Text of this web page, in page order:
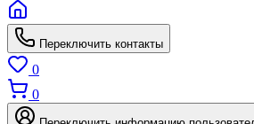
Переключить контакты
0
0